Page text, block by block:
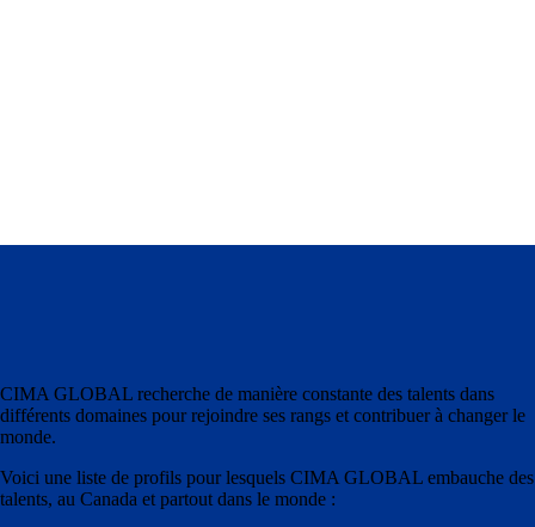
CIMA GLOBAL recherche de manière constante des talents dans
différents domaines pour rejoindre ses rangs et contribuer à changer le
monde.
Voici une liste de profils pour lesquels CIMA GLOBAL embauche des
talents, au Canada et partout dans le monde :